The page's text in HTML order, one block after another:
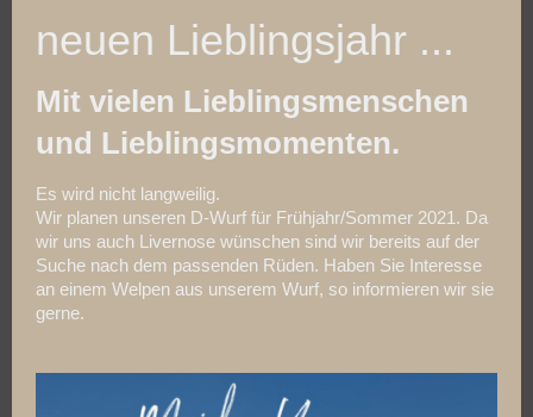
neuen Lieblingsjahr ...
Mit vielen Lieblingsmenschen
und Lieblingsmomenten.
Es wird nicht langweilig.
Wir planen unseren D-Wurf für Frühjahr/Sommer 2021. Da
wir uns auch Livernose wünschen sind wir bereits auf der
Suche nach dem passenden Rüden. Haben Sie Interesse
an einem Welpen aus unserem Wurf, so informieren wir sie
gerne.